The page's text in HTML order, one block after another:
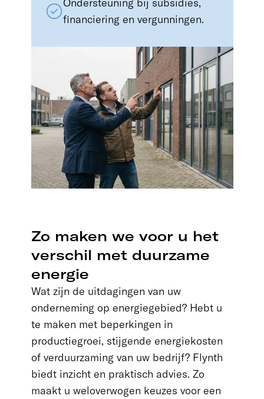
financiering en vergunningen.
Zo maken we voor u het
verschil met duurzame
energie
Wat zijn de uitdagingen van uw
onderneming op energiegebied? Hebt u
te maken met beperkingen in
productiegroei, stijgende energiekosten
of verduurzaming van uw bedrijf? Flynth
biedt inzicht en praktisch advies. Zo
maakt u weloverwogen keuzes voor een